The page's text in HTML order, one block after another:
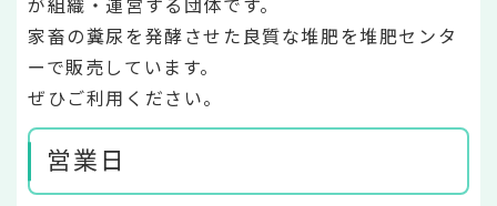
家畜の糞尿を発酵させた良質な堆肥を堆肥センタ
ーで販売しています。
ぜひご利用ください。
営業日